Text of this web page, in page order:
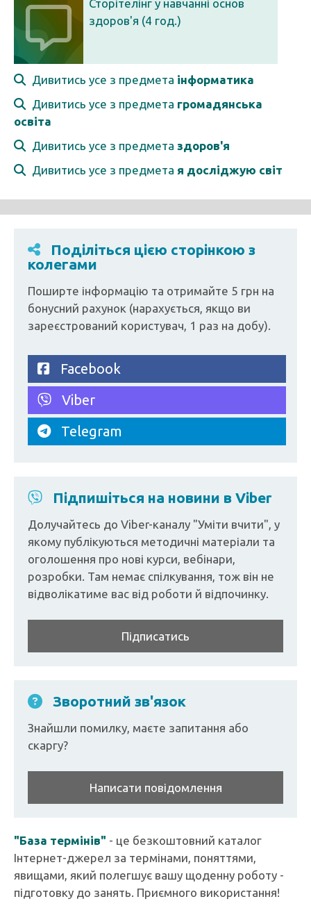
Сторітелінг у навчанні основ
здоров'я (4 год.)
Дивитись усе з предмета інформатика
Дивитись усе з предмета громадянська
освіта
Дивитись усе з предмета здоров'я
Дивитись усе з предмета я досліджую світ
Поділіться цією сторінкою з
колегами
Поширте інформацію та отримайте 5 грн на
бонусний рахунок (нарахується, якщо ви
зареєстрований користувач, 1 раз на добу).
Facebook
Viber
Telegram
Підпишіться на новини в Viber
Долучайтесь до Viber-каналу "Уміти вчити", у
якому публікуються методичні матеріали та
оголошення про нові курси, вебінари,
розробки. Там немає спілкування, тож він не
відволікатиме вас від роботи й відпочинку.
Підписатись
Зворотний зв'язок
Знайшли помилку, маєте запитання або
скаргу?
Написати повідомлення
"База термінів" - це безкоштовний каталог
Інтернет-джерел за термінами, поняттями,
явищами, який полегшує вашу щоденну роботу -
підготовку до занять. Приємного використання!